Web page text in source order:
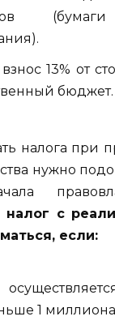
13% от
бюджет.
налога при
нужно
с
если:
1